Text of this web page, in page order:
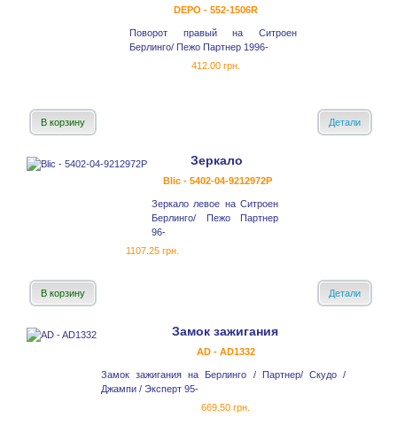
DEPO - 552-1506R
Поворот правый на Ситроен
Берлинго/ Пежо Партнер 1996-
412.00 грн.
В корзину Детали
Зеркало
Blic - 5402-04-9212972P
Зеркало левое на Ситроен
Берлинго/ Пежо Партнер
96-
1107.25 грн.
В корзину Детали
Замок зажигания
AD - AD1332
Замок зажигания на Берлинго / Партнер/ Скудо /
Джампи / Эксперт 95-
669.50 грн.